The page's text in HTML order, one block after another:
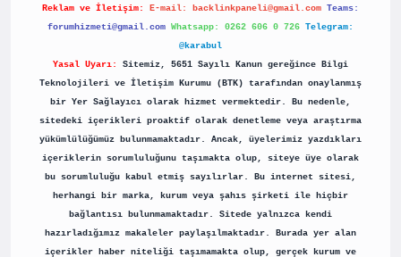
Reklam ve İletişim: E-mail: backlinkpaneli@gmail.com Teams:
forumhizmeti@gmail.com Whatsapp: 0262 606 0 726 Telegram:
@karabul
Yasal Uyarı:
Sitemiz, 5651 Sayılı Kanun gereğince Bilgi
Teknolojileri ve İletişim Kurumu (BTK) tarafından onaylanmış
bir Yer Sağlayıcı olarak hizmet vermektedir. Bu nedenle,
sitedeki içerikleri proaktif olarak denetleme veya araştırma
yükümlülüğümüz bulunmamaktadır. Ancak, üyelerimiz yazdıkları
içeriklerin sorumluluğunu taşımakta olup, siteye üye olarak
bu sorumluluğu kabul etmiş sayılırlar. Bu internet sitesi,
herhangi bir marka, kurum veya şahıs şirketi ile hiçbir
bağlantısı bulunmamaktadır. Sitede yalnızca kendi
hazırladığımız makaleler paylaşılmaktadır. Burada yer alan
içerikler haber niteliği taşımamakta olup, gerçek kurum ve